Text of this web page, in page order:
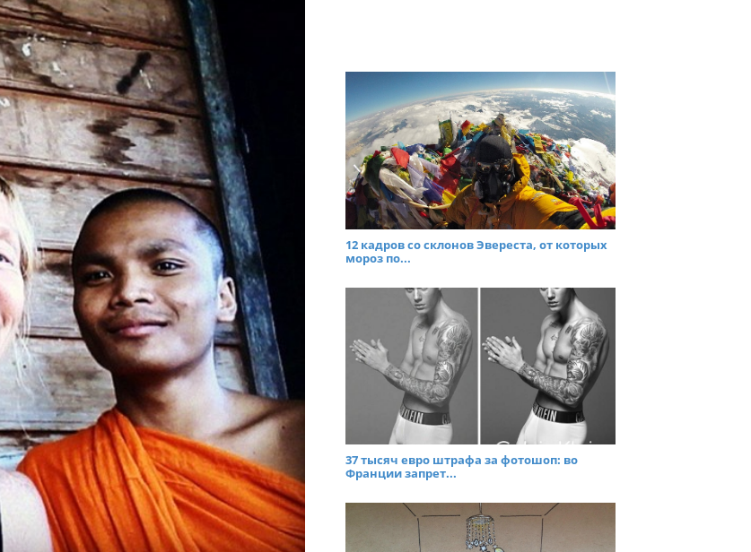
12 кадров со склонов Эвереста, от которых
мороз по...
37 тысяч евро штрафа за фотошоп: во
Франции запрет...